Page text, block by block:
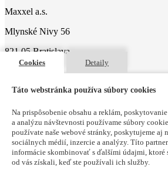
Maxxel a.s.
Mlynské Nivy 56
821 05 Bratislava
Tel. +421 2 536 30 231
Fax. +421 2 536 30 324
E-mail info@maxxel.sk
Pozrite si aj
Domov
O nás
Cookies Detaily
Táto webstránka používa súbory cookies
Na prispôsobenie obsahu a reklám,
a analýzu návštevnosti používame súbory
používate naše webové stránky, poskytujeme aj
sociálnych médií, inzercie a analýzy. Títo
informácie skombinovať s ďalšími údajmi, ktoré
od vás získali, keď ste používali ich služby.